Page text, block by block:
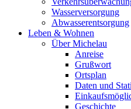
Wasserversorgung
Abwasserentsorgung
Leben & Wohnen
Über Michelau
Anreise
Grußwort
Ortsplan
Daten und
Geschichte